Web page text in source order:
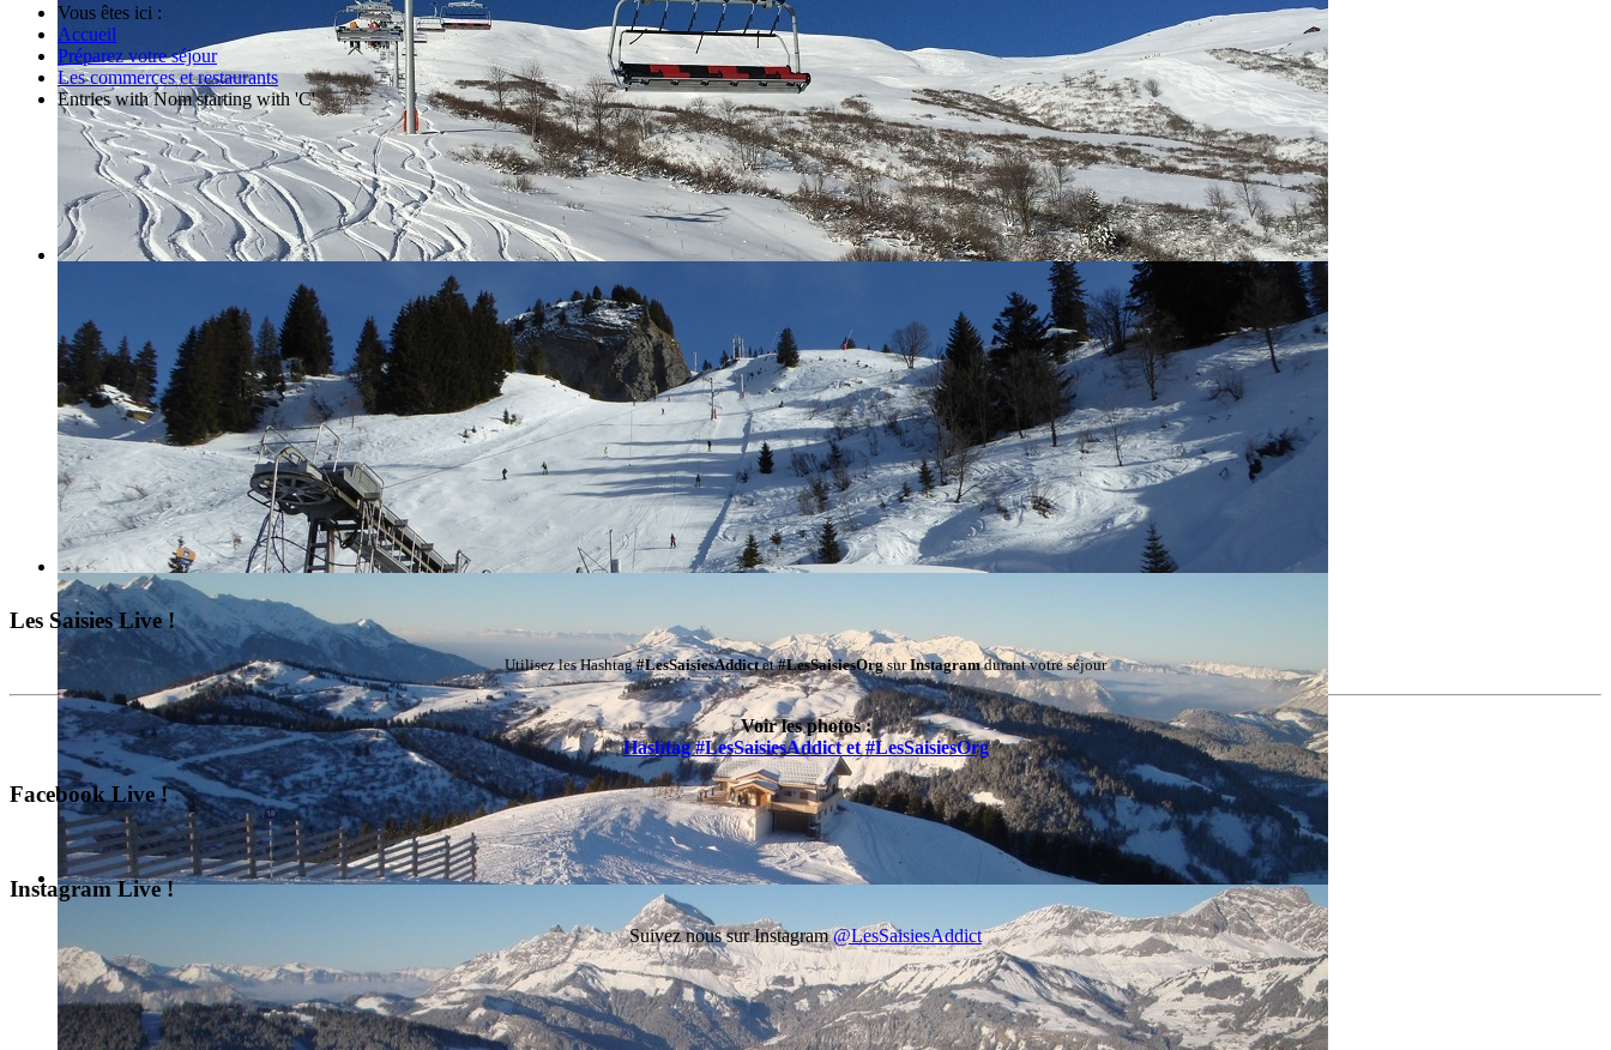
Vous êtes ici :
Accueil
Préparez votre séjour
Les commerces et restaurants
Entries with Nom starting with 'C'
Les Saisies Live !
Utilisez les Hashtag#LesSaisiesAddictet#LesSaisiesOrgsurInstagramdurant votre séjour
Voir les photos :
Hashtag #LesSaisiesAddict et #LesSaisiesOrg
Facebook Live !
Instagram Live !
Suivez nous sur Instagram@LesSaisiesAddict